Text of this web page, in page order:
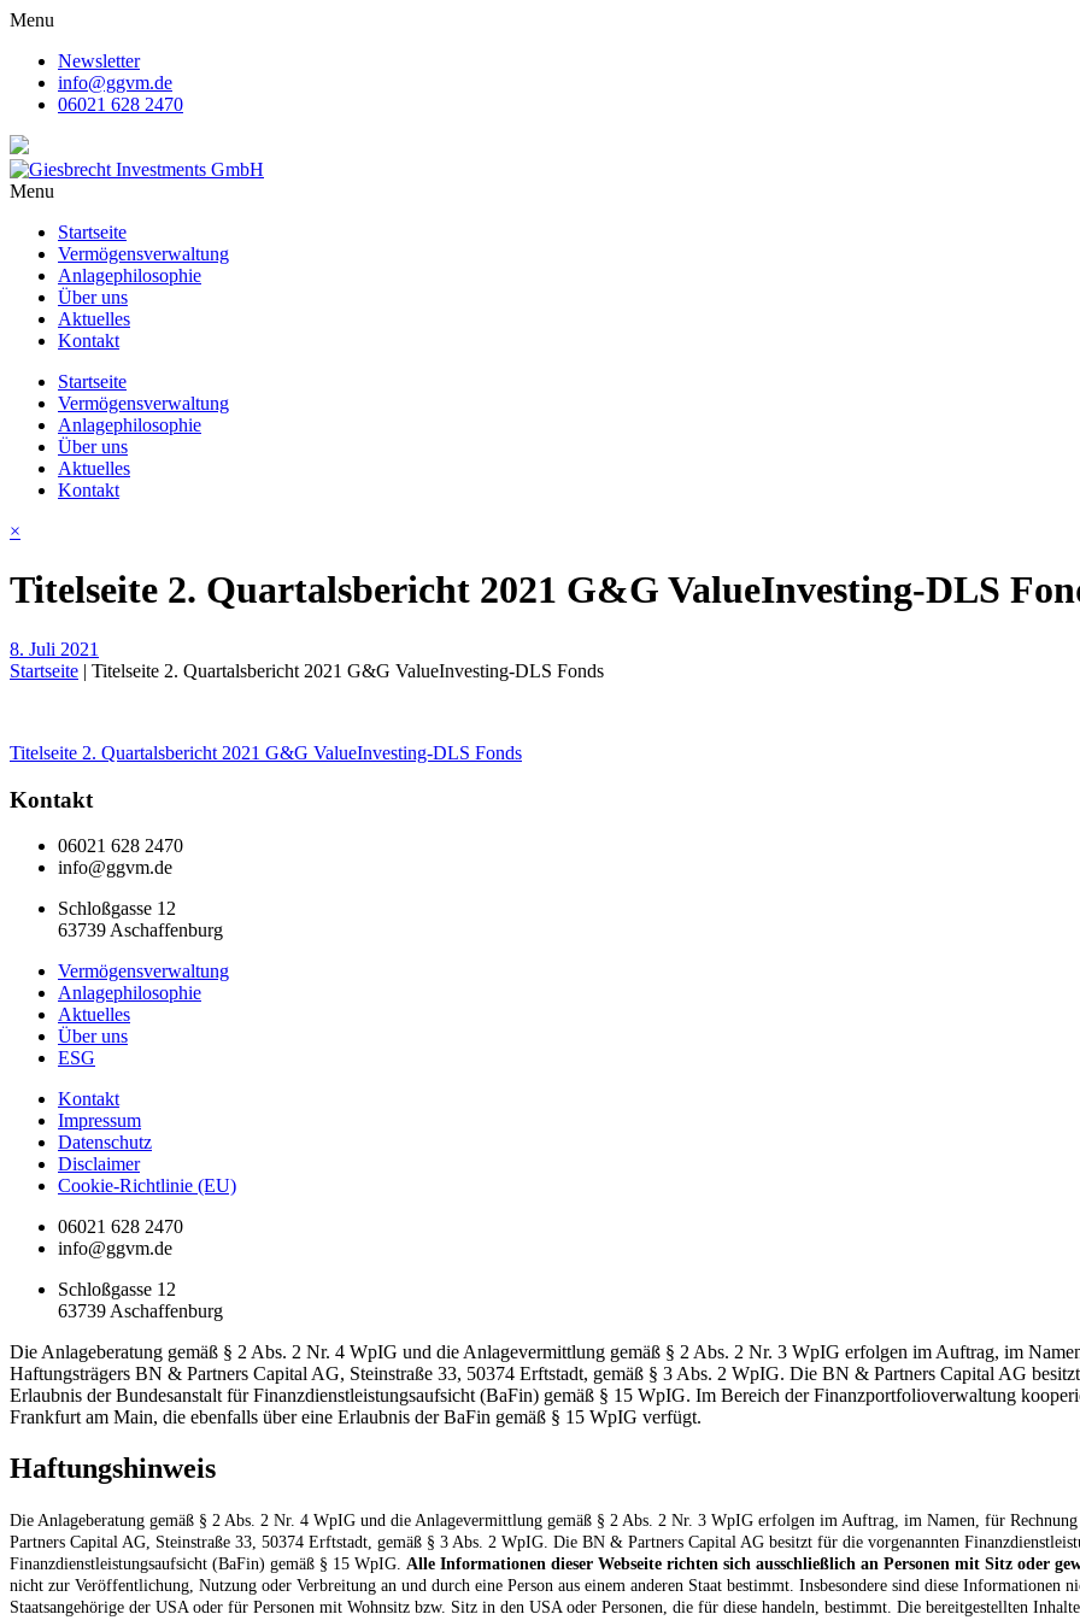
Menu
Newsletter
info@ggvm.de
06021 628 2470
Menu
Startseite
Vermögensverwaltung
Anlagephilosophie
Über uns
Aktuelles
Kontakt
Startseite
Vermögensverwaltung
Anlagephilosophie
Über uns
Aktuelles
Kontakt
×
Titelseite 2. Quartalsbericht 2021 G&G ValueInvesting-DLS
8. Juli 2021
Startseite | Titelseite 2. Quartalsbericht 2021 G&G ValueInvesting-DLS Fonds
Beitragsnavigation
Titelseite 2. Quartalsbericht 2021 G&G ValueInvesting-DLS Fonds
Kontakt
06021 628 2470
info@ggvm.de
Schloßgasse 12
63739 Aschaffenburg
Vermögensverwaltung
Anlagephilosophie
Aktuelles
Über uns
ESG
Kontakt
Impressum
Datenschutz
Disclaimer
Cookie-Richtlinie (EU)
06021 628 2470
info@ggvm.de
Schloßgasse 12
63739 Aschaffenburg
Die Anlageberatung gemäß § 2 Abs. 2 Nr. 4 WpIG und die Anlagevermittlung gemäß § 2 Abs. 2 Nr. 3 WpIG erfolgen im Auftrag, im
Haftungsträgers BN & Partners Capital AG, Steinstraße 33, 50374 Erftstadt, gemäß § 3 Abs. 2 WpIG. Die BN & Partners Capital AG
Erlaubnis der Bundesanstalt für Finanzdienstleistungsaufsicht (BaFin) gemäß § 15 WpIG. Im Bereich der Finanzportfolioverwaltung
Frankfurt am Main, die ebenfalls über eine Erlaubnis der BaFin gemäß § 15 WpIG verfügt.
Haftungshinweis
Die Anlageberatung gemäß § 2 Abs. 2 Nr. 4 WpIG und die Anlagevermittlung gemäß § 2 Abs. 2 Nr. 3 WpIG erfolgen im Auftrag, im Namen, für
Partners Capital AG, Steinstraße 33, 50374 Erftstadt, gemäß § 3 Abs. 2 WpIG. Die BN & Partners Capital AG besitzt für die vorgenannten
Finanzdienstleistungsaufsicht (BaFin) gemäß § 15 WpIG. Alle Informationen dieser Webseite richten sich ausschließlich an Personen mit Sitz oder
nicht zur Veröffentlichung, Nutzung oder Verbreitung an und durch eine Person aus einem anderen Staat bestimmt. Insbesondere sind diese
Staatsangehörige der USA oder für Personen mit Wohnsitz bzw. Sitz in den USA oder Personen, die für diese handeln, bestimmt. Die bereitgestellten